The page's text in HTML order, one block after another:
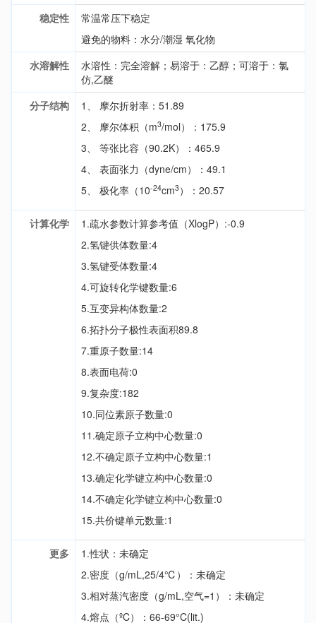
稳定性
常温常压下稳定
避免的物料：水分/潮湿 氧化物
水溶解性
水溶性：完全溶解；易溶于：乙醇；可溶于：氯
仿,乙醚
分子结构
1、 摩尔折射率：51.89
2、 摩尔体积（m3/mol）：175.9
3、 等张比容（90.2K）：465.9
4、 表面张力（dyne/cm）：49.1
5、 极化率（10-24cm3）：20.57
计算化学
1.疏水参数计算参考值（XlogP）:-0.9
2.氢键供体数量:4
3.氢键受体数量:4
4.可旋转化学键数量:6
5.互变异构体数量:2
6.拓扑分子极性表面积89.8
7.重原子数量:14
8.表面电荷:0
9.复杂度:182
10.同位素原子数量:0
11.确定原子立构中心数量:0
12.不确定原子立构中心数量:1
13.确定化学键立构中心数量:0
14.不确定化学键立构中心数量:0
15.共价键单元数量:1
更多
1.性状：未确定
2.密度（g/mL,25/4℃）：未确定
3.相对蒸汽密度（g/mL,空气=1）：未确定
4.熔点（ºC）：66-69°C(lit.)